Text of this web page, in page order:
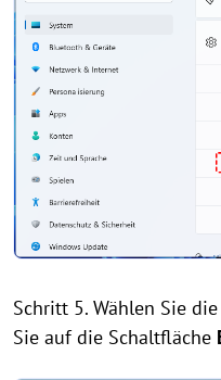
Schritt 5. Wählen Sie die
Sie auf die Schaltfläche